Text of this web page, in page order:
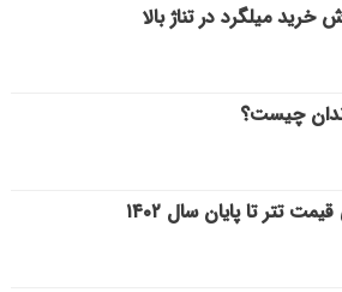
میلگرد در تناژ بالا
چیست؟
تتر تا پایان سال ۱۴۰۲